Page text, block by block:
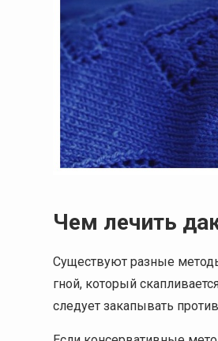
Чем лечить
Существуют разные
гной, который
следует закапывать